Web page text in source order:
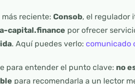
reciente: Consob, el regulador
capital.finance por ofrecer
. Aquí puedes verlo: comunicado
para entender el punto clave: no
para recomendarla a un lector